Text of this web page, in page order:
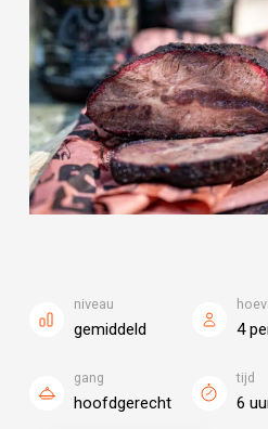
niveau
gemiddeld 4
gang
hoofdgerecht
tijd
6